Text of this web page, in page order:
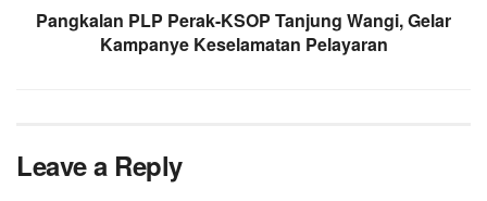
Pangkalan PLP Perak-KSOP Tanjung Wangi, Gelar
Kampanye Keselamatan Pelayaran
Leave a Reply